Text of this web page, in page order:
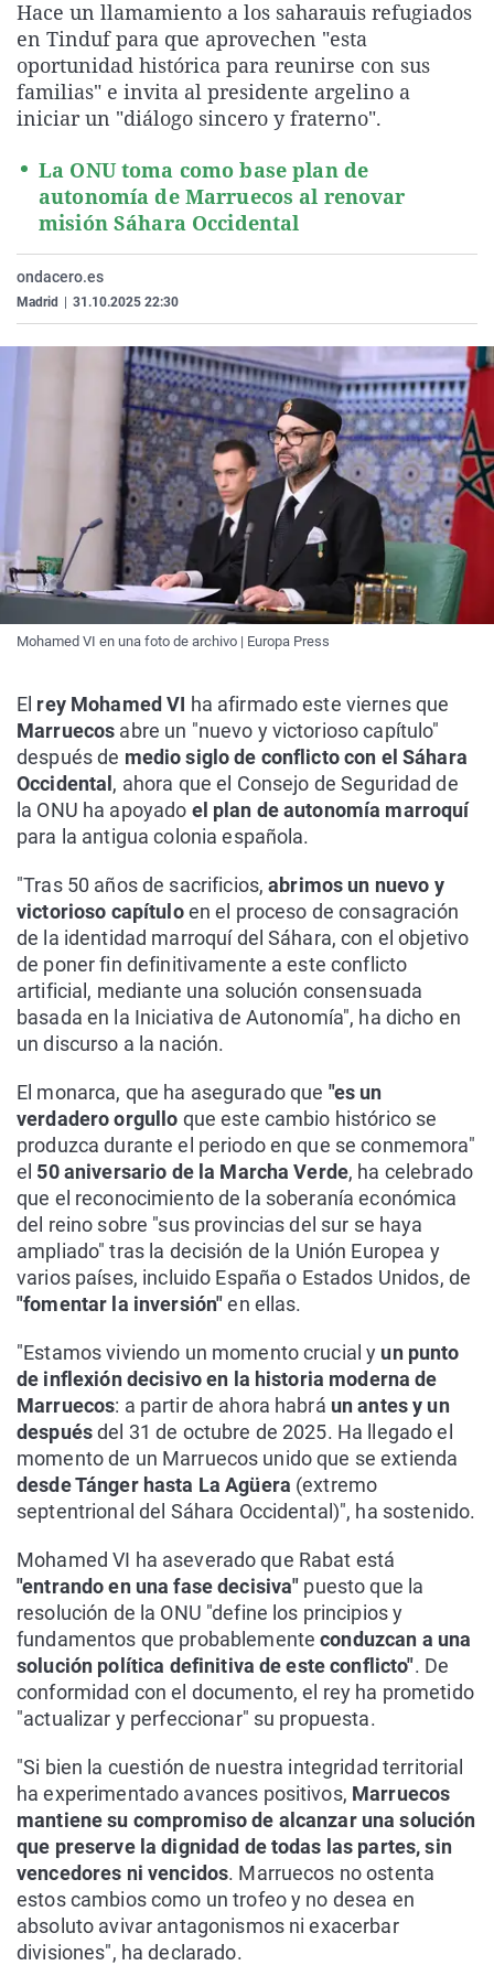
La rosa de los vientos
Gente viajera
Como el perro y el
Caso
Retornados
Equipo de
Extremadura
Galicia
La Rioja
País Vasco
Virales
Televisión
Elecciones
Hace un llamamiento a los saharauis refugiados
en Tinduf para que aprovechen "esta
oportunidad histórica para reunirse con sus
familias" e invita al presidente argelino a
iniciar un "diálogo sincero y fraterno".
La ONU toma como base plan de
autonomía de Marruecos al renovar
misión Sáhara Occidental
ondacero.es
Madrid 31.10.2025 22:30
Mohamed VI en una foto de archivo | Europa Press
El rey Mohamed VI ha afirmado este viernes que
Marruecos abre un "nuevo y victorioso capítulo"
después de medio siglo de conflicto con el Sáhara
Occidental , ahora que el Consejo de Seguridad de
la ONU ha apoyado el plan de autonomía marroquí
para la antigua colonia española.
"Tras 50 años de sacrificios,abrimos un nuevo y
victorioso capítuloen el proceso de consagración
de la identidad marroquí del Sáhara, con el objetivo
de poner fin definitivamente a este conflicto
artificial, mediante una solución consensuada
basada en la Iniciativa de Autonomía", ha dicho en
un discurso a la nación.
El monarca, que ha asegurado que "es un
verdadero orgullo que este cambio histórico se
produzca durante el periodo en que se conmemora"
el 50 aniversario de la Marcha Verde, ha celebrado
que el reconocimiento de la soberanía económica
del reino sobre "sus provincias del sur se haya
ampliado" tras la decisión de la Unión Europea y
varios países, incluido España o Estados Unidos, de
"fomentar la inversión"en ellas.
"Estamos viviendo un momento crucial y un punto
de inflexión decisivo en la historia moderna de
Marruecos: a partir de ahora habrá un antes y un
despuésdel 31 de octubre de 2025. Ha llegado el
momento de un Marruecos unido que se extienda
desde Tánger hasta La Agüera (extremo
septentrional del Sáhara Occidental)", ha sostenido.
Mohamed VI ha aseverado que Rabat está
"entrando en una fase decisiva" puesto que la
resolución de la ONU "define los principios y
fundamentos que probablementeconduzcan a una
solución política definitiva de este conflicto". De
conformidad con el documento, el rey ha prometido
"actualizar y perfeccionar" su propuesta.
"Si bien la cuestión de nuestra integridad territorial
ha experimentado avances positivos, Marruecos
mantiene su compromiso de alcanzar una solución
que preserve la dignidad de todas las partes, sin
vencedores ni vencidos. Marruecos no ostenta
estos cambios como un trofeo y no desea en
absoluto avivar antagonismos ni exacerbar
divisiones", ha declarado.